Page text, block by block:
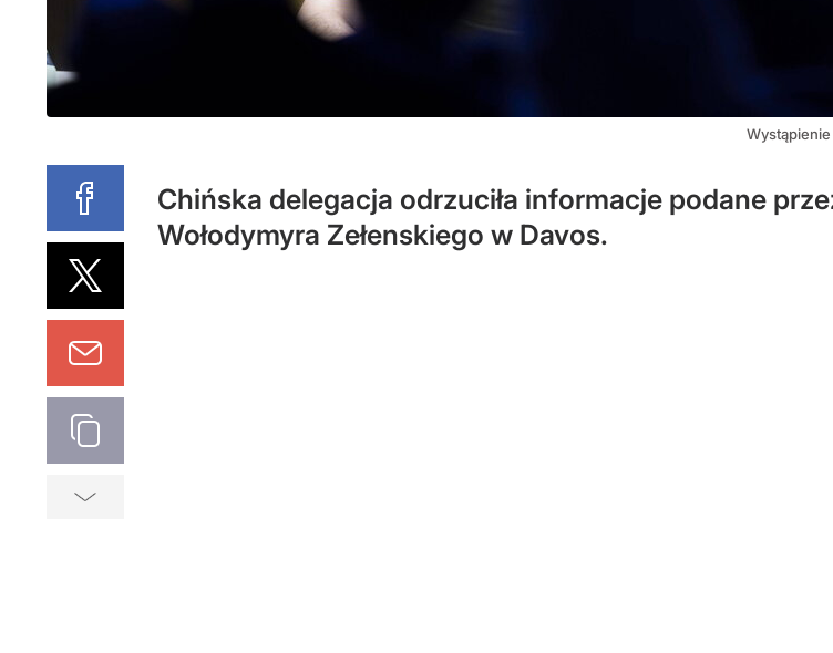
Wystąpienie
Chińska delegacja odrzuciła informacje podane
Wołodymyra Zełenskiego w Davos.